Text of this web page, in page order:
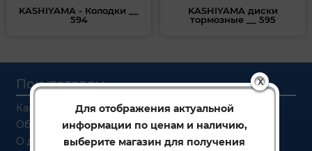
X
Для отображения актуальной
информации по ценам и наличию,
выберите магазин для получения
KASHIYAMA - Колодки __
594
KASHIYAMA диски
тормозные __ 595
Покупателям
Как заказать
Об оплате
О доставке